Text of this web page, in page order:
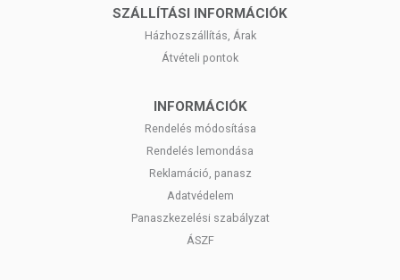
SZÁLLÍTÁSI INFORMÁCIÓK
Házhozszállítás, Árak
Átvételi pontok
INFORMÁCIÓK
Rendelés módosítása
Rendelés lemondása
Reklamáció, panasz
Adatvédelem
Panaszkezelési szabályzat
ÁSZF